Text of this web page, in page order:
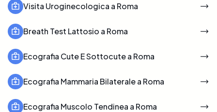
Visita Uroginecologica a Roma
Breath Test Lattosio a Roma
Ecografia Cute E Sottocute a Roma
Ecografia Mammaria Bilaterale a Roma
Ecografia Muscolo Tendinea a Roma